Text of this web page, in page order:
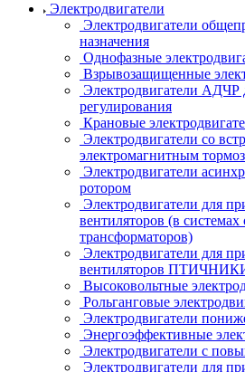
Электродвигатели
Электродвигатели
назначения
Однофазные
Взрывозащищенные
Электродвигатели АДЧР
регулирования
Крановые
Электродвигатели со
электромагнитным
Электродвигатели
ротором
Электродвигатели для
вентиляторов (в
трансформаторов)
Электродвигатели для
вентиляторов
Высоковольтные
Рольганговые
Электродвигатели
Энергоэффективные
Электродвигатели с
Электродвигатели для